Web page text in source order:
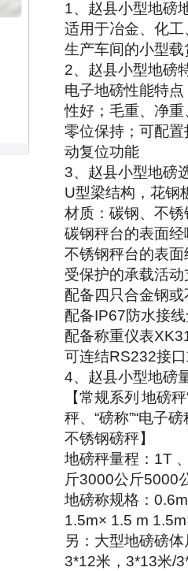
1、赵县小型地磅
适用于冶金、化
生产车间的小型
2、赵县小型地磅
电子地磅性能特点
性好；毛重、净
零位保持；可配
动复位功能
3、赵县小型地磅
U型梁结构，花钢
材质：碳钢、不
碳钢秤台的表面
不锈钢秤台的表
受保护的承载活
配备四只合金钢
配备IP67防水接
配备称重仪表
可连结RS232接
4、赵县小型地磅
【常规系列 地磅秤
秤、 “磅称”“电子磅
不锈钢磅秤】
地磅秤量程： 1T
斤3000公斤5000
地磅称规格：
1.5m× 1.5 m
另：大型地磅磅
3*12米， 3*13米/